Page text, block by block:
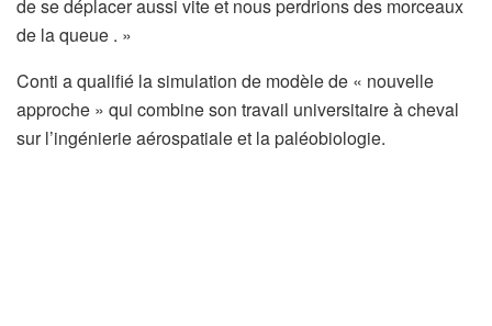
de se déplacer aussi vite et nous perdrions des morceaux
de la queue . »
Conti a qualifié la simulation de modèle de « nouvelle
approche » qui combine son travail universitaire à cheval
sur l’ingénierie aérospatiale et la paléobiologie.